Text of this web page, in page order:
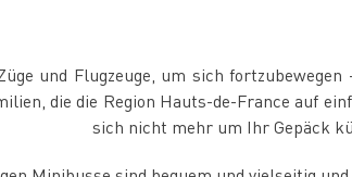
und Flugzeuge, um sich
die die Region Hauts-de-France auf
sich nicht mehr um Ihr Gepäck